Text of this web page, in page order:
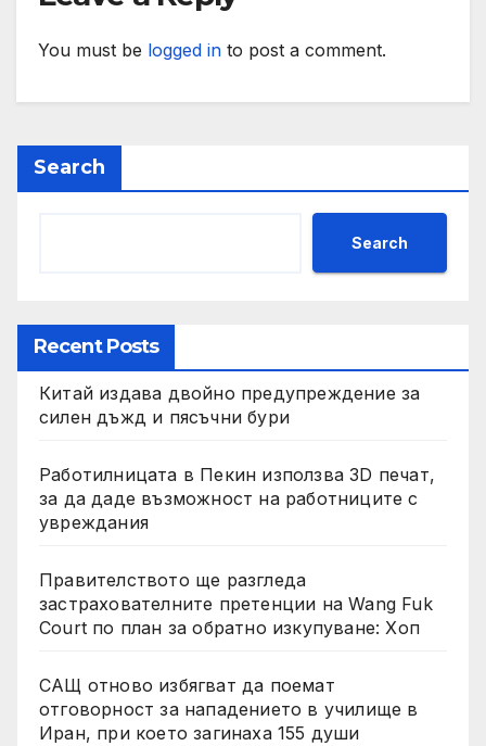
You must be logged in to post a comment.
Search
Search
Recent Posts
Китай издава двойно предупреждение за
силен дъжд и пясъчни бури
Работилницата в Пекин използва 3D печат,
за да даде възможност на работниците с
увреждания
Правителството ще разгледа
застрахователните претенции на Wang Fuk
Court по план за обратно изкупуване: Хоп
САЩ отново избягват да поемат
отговорност за нападението в училище в
Иран, при което загинаха 155 души